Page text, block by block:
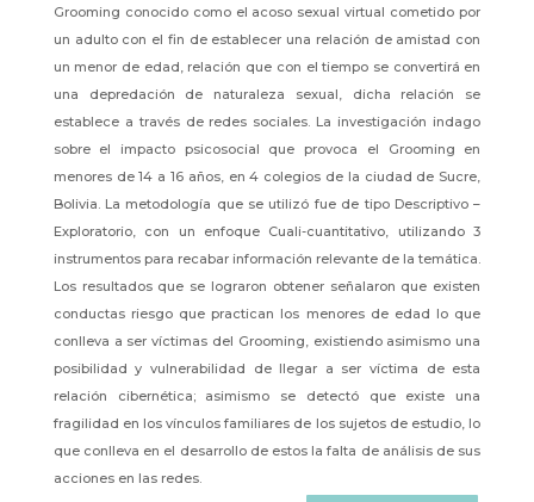
Grooming conocido como el acoso sexual virtual cometido por
un adulto con el fin de establecer una relación de amistad con
un menor de edad, relación que con el tiempo se convertirá en
una depredación de naturaleza sexual, dicha relación se
establece a través de redes sociales. La investigación indago
sobre el impacto psicosocial que provoca el Grooming en
menores de 14 a 16 años, en 4 colegios de la ciudad de Sucre,
Bolivia. La metodología que se utilizó fue de tipo Descriptivo –
Exploratorio, con un enfoque Cuali-cuantitativo, utilizando 3
instrumentos para recabar información relevante de la temática.
Los resultados que se lograron obtener señalaron que existen
conductas riesgo que practican los menores de edad lo que
conlleva a ser víctimas del Grooming, existiendo asimismo una
posibilidad y vulnerabilidad de llegar a ser víctima de esta
relación cibernética; asimismo se detectó que existe una
fragilidad en los vínculos familiares de los sujetos de estudio, lo
que conlleva en el desarrollo de estos la falta de análisis de sus
acciones en las redes.